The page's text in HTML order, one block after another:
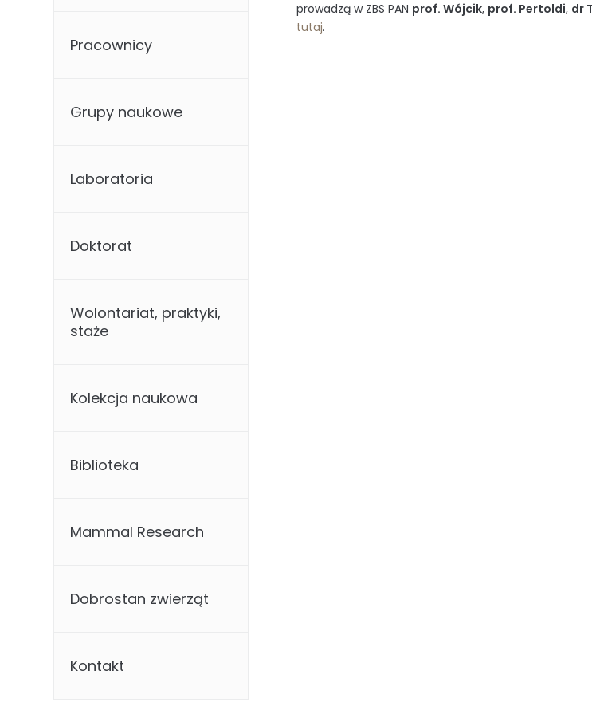
prowadzą w ZBS PAN prof. Wójcik, prof. Pertoldi, dr
tutaj.
Pracownicy
Grupy naukowe
Laboratoria
Doktorat
Wolontariat, praktyki,
staże
Kolekcja naukowa
Biblioteka
Mammal Research
Dobrostan zwierząt
Kontakt